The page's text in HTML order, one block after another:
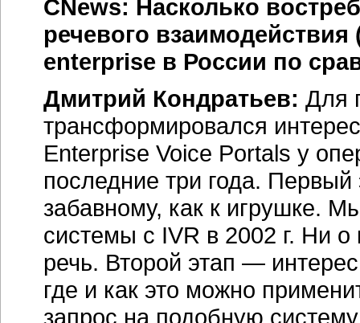
CNews: Насколько
речевого
enterprise в России по
Дмитрий Кондратьев: Для
трансформировался
Enterprise Voice Portals у
последние три года.
забавному, как к игрушке.
системы с IVR в 2002 г. Ни
речь. Второй этап —
где и как это можно
запрос на подобную